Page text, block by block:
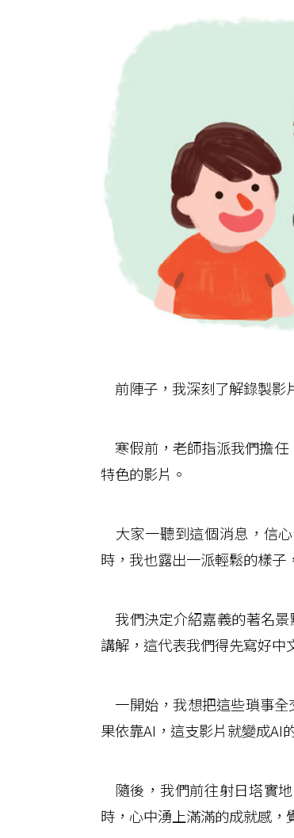
前陣子，我深刻了解錄製影
寒假前，老師指派我們擔任
特色的影片。
大家一聽到這個消息，信
時，我也露出一派輕鬆的樣子
我們決定介紹嘉義的著名
講解，這代表我們得先寫好中
一開始，我想把這些瑣事全
果依靠AI，這支影片就變成AI
隨後，我們前往射日塔實
時，心中湧上滿滿的成就感，